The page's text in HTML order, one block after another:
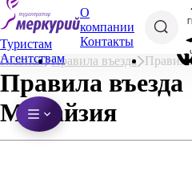
Туристам
Агентствам
О
компании
Контакты
Главная Правила въезда
Правила въезда
Малайзия